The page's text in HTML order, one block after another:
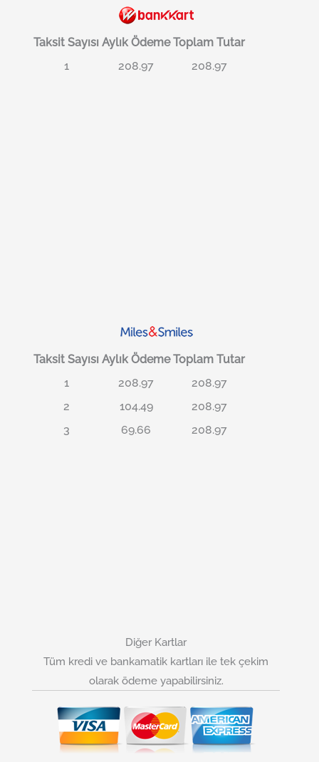
Taksit Sayısı Aylık Ödeme Toplam Tutar
1
208.97 208.97
Taksit Sayısı Aylık Ödeme Toplam Tutar
1
208.97
208.97
2
104.49
208.97
3
69.66 208.97
Diğer Kartlar
Tüm kredi ve bankamatik kartları ile tek çekim
olarak ödeme yapabilirsiniz.